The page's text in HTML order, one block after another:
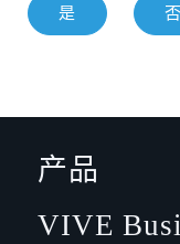
是 否
产品
VIVE